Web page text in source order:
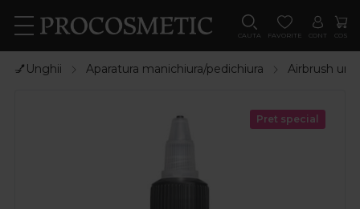
CAUTA FAVORITE CONT COS
💅Unghii Aparatura manichiura/pedichiura Airbrush
Pret special